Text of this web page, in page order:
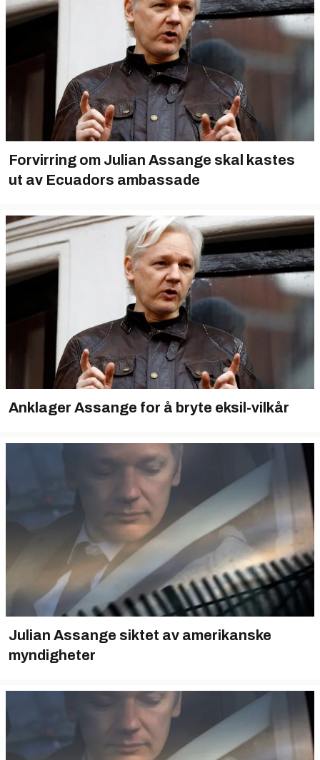
Forvirring om Julian Assange skal kastes
ut av Ecuadors ambassade
Anklager Assange for å bryte eksil-vilkår
Julian Assange siktet av amerikanske
myndigheter